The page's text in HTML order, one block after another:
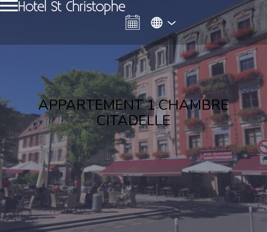
Hotel St Christophe
APPARTEMENT 1 CHAMBRE
CITADELLE